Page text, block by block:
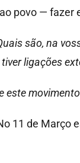
povo — fazer
são, na
ligações
este
11 de Março